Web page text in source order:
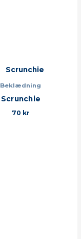
Beklædning
Scrunchie
70 kr